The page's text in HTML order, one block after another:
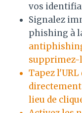
vos
Signalez
phishing à
supprimez-
Tapez
directement
lieu de